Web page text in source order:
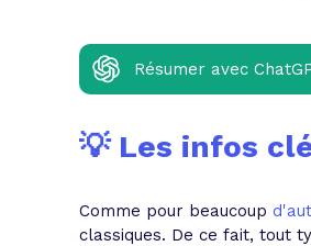
Profitez de notre
Résumer avec
💡 Les infos
Comme pour beaucoup
classiques. De ce fait, tout